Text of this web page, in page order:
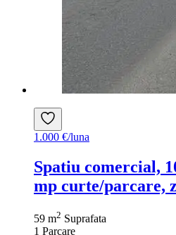
1.000 €/luna
Spatiu comercial,
mp curte/parcare,
59 m2 Suprafata
1 Parcare